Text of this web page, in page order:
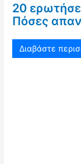
20
Πόσες
Διαβάστε